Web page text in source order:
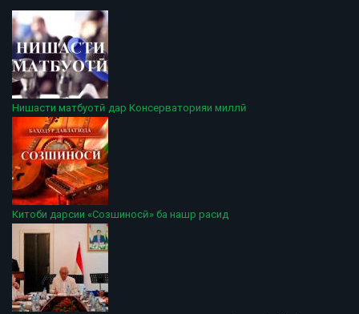
Нишасти матбуотӣ дар Консерваторияи миллӣ
Китоби дарсии «Созшиносӣ» ба нашр расид